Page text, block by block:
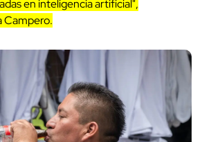
en inteligencia artificial",
Campero.